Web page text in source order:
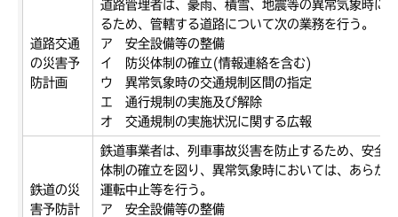
道路交通
の災害予
防計画
道路管理者は、豪雨、積雪、地震等の異常気象時に
るため、管轄する道路について次の業務を行う。
ア 安全設備等の整備
イ 防災体制の確立(情報連絡を含む)
ウ 異常気象時の交通規制区間の指定
エ 通行規制の実施及び解除
オ 交通規制の実施状況に関する広報
鉄道の災
害予防計
鉄道事業者は、列車事故災害を防止するため、安全
体制の確立を図り、異常気象時においては、あらか
運転中止等を行う。
ア 安全設備等の整備